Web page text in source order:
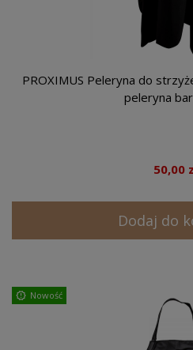
PROXIMUS Peleryna do
peleryna
50,00
Dodaj do
Nowość